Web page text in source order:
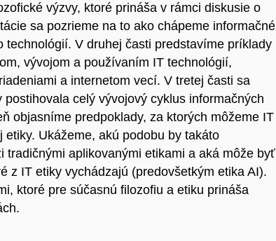
výzvy, ktoré prináša v rámci diskusie o
sa pozrieme na to ako chápeme informačné
V druhej časti predstavíme príklady
vývojom a používaním IT technológií,
a internetom vecí. V tretej časti sa
celý vývojový cyklus informačných
objasníme predpoklady, za ktorých môžeme IT
Ukážeme, akú podobu by takáto
aplikovanými etikami a aká môže byť
z IT etiky vychádzajú (predovšetkým etika AI).
ktoré pre súčasnú filozofiu a etiku prináša